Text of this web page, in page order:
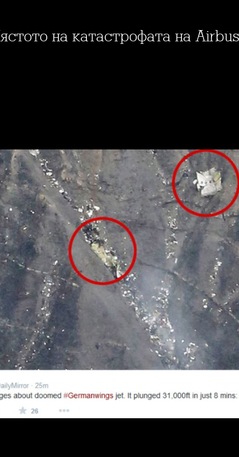
Мястото на катастрофата на